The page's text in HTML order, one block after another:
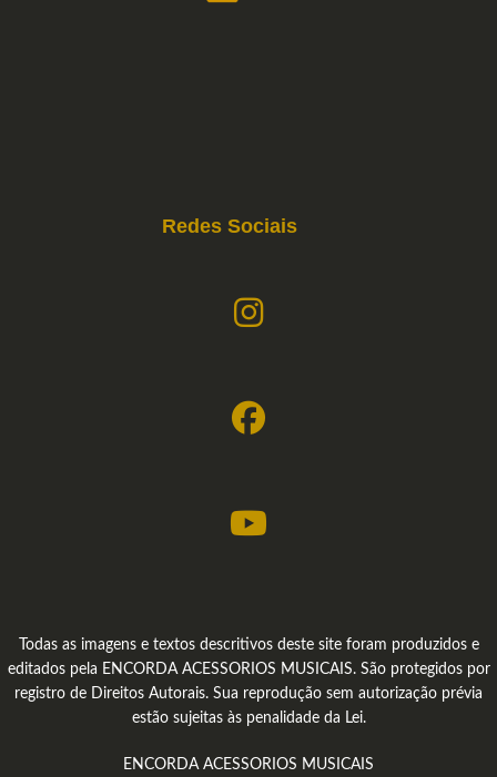
Redes Sociais
Todas as imagens e textos descritivos deste site foram produzidos e
editados pela ENCORDA ACESSORIOS MUSICAIS. São protegidos por
registro de Direitos Autorais. Sua reprodução sem autorização prévia
estão sujeitas às penalidade da Lei.
ENCORDA ACESSORIOS MUSICAIS